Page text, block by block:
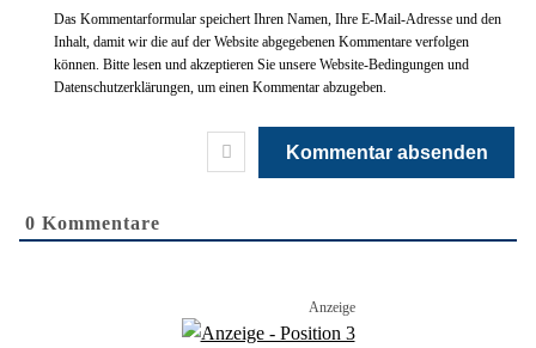
Das Kommentarformular speichert Ihren Namen, Ihre E-Mail-Adresse und den
Inhalt, damit wir die auf der Website abgegebenen Kommentare verfolgen
können. Bitte lesen und akzeptieren Sie unsere Website-Bedingungen und
Datenschutzerklärungen, um einen Kommentar abzugeben.
0 Kommentare